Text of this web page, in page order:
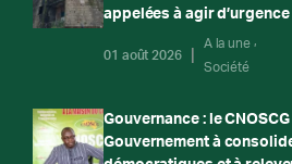
appelées à agir d’urgence
01 août 2026
A la une
Société
Gouvernance : le
Gouvernement à